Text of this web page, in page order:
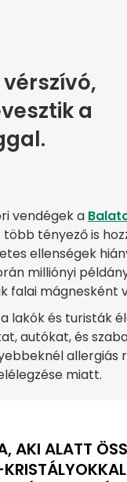
a
vendégek a
több tényező is
ellenségek
milliónyi
falai mágnesként
lakók és turisták
autókat, és
allergiás
miatt.
AKI ALATT